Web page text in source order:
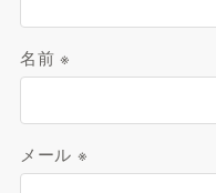
名前※
メール ※